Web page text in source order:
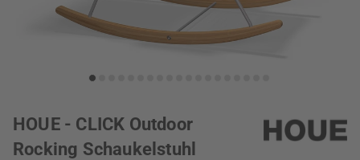
HOUE - CLICK Outdoor
Rocking Schaukelstuhl